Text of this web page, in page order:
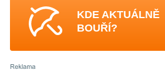
KDE AKTUÁLNĚ
BOUŘÍ?